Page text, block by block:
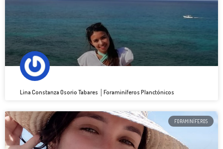
Lina Constanza Osorio Tabares │Foraminíferos Planctónicos
FORAMINÍFEROS